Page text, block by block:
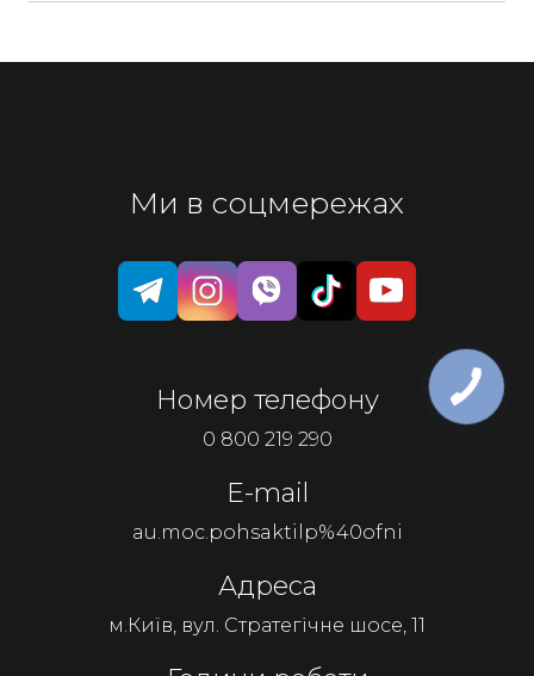
Ми в соцмережах
Номер телефону
0 800 219 290
E-mail
au.moc.pohsaktilp%40ofni
Адреса
м.Київ, вул. Стратегічне шосе, 11